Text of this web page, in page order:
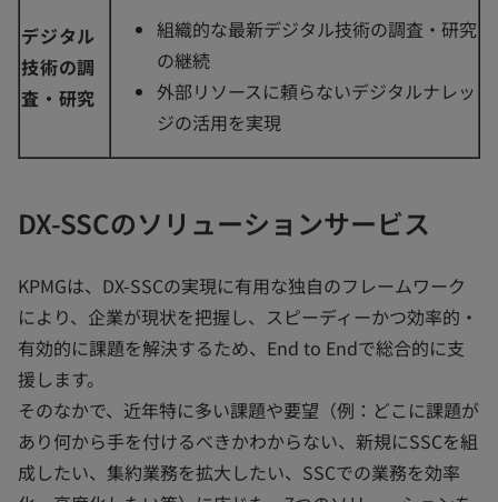
デジタル
技術の調
査・研究
組織的な最新デジタル技術の調査・研究
の継続
外部リソースに頼らないデジタルナレッ
ジの活用を実現
DX-SSCのソリューションサービス
KPMGは、DX-SSCの実現に有用な独自のフレームワーク
により、企業が現状を把握し、スピーディーかつ効率的・
有効的に課題を解決するため、End to Endで総合的に支
援します。
そのなかで、近年特に多い課題や要望（例：どこに課題が
あり何から手を付けるべきかわからない、新規にSSCを組
成したい、集約業務を拡大したい、SSCでの業務を効率